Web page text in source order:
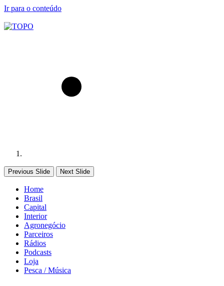
Ir para o conteúdo
Previous Slide Next Slide
Home
Brasil
Capital
Interior
Agronegócio
Parceiros
Rádios
Podcasts
Loja
Pesca / Música